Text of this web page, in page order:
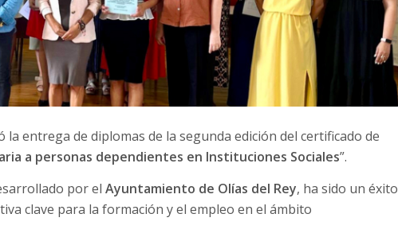
la entrega de diplomas de la segunda edición del certificado de
a personas dependientes en Instituciones Sociales”.
por el Ayuntamiento de Olías del Rey, ha sido un éxito
clave para la formación y el empleo en el ámbito